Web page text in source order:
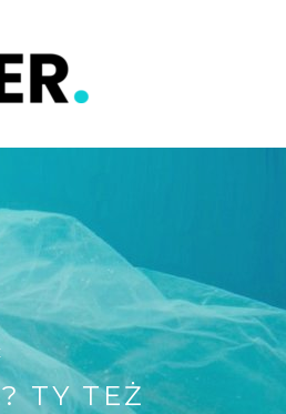
PORADY
– BUDŻET I